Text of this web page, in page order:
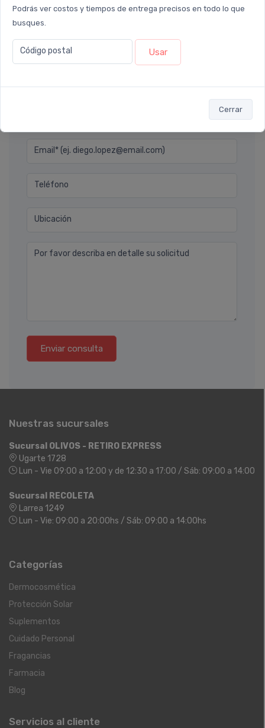
Podrás ver costos y tiempos de entrega precisos en todo lo que
busques.
Código postal Usar
Cerrar
Email* (ej. diego.lopez@email.com)
Teléfono
Ubicación
Por favor describa en detalle su solicitud
Enviar consulta
Nuestras sucursales
Sucursal OLIVOS - RETIRO EXPRESS
Ugarte 1728
Lun - Vie 09:00 a 12:00 y de 12:30 a 17:00 / Sáb: 09:00 a 14:00
Sucursal RECOLETA
Larrea 1249
Lun - Vie: 09:00 a 20:00hs / Sáb: 09:00 a 14:00hs
Categorías
Dermocosmética
Protección Solar
Suplementos
Cuidado Personal
Fragancias
Farmacia
Blog
Servicios al cliente